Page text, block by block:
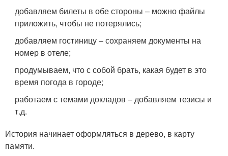
добавляем билеты в обе стороны – можно файлы
приложить, чтобы не потерялись;
добавляем гостиницу – сохраняем документы на
номер в отеле;
продумываем, что с собой брать, какая будет в это
время погода в городе;
работаем с темами докладов – добавляем тезисы и
т.д.
История начинает оформляться в дерево, в карту
памяти.